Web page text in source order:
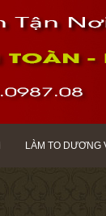
LÀM TO DƯƠNG